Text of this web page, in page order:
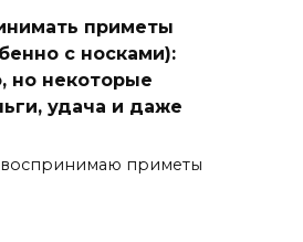
приметы
с носками):
но некоторые
удача и даже
воспринимаю приметы